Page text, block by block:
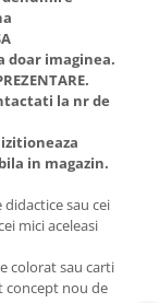
doar imaginea.
la nr de
in magazin.
sau cei
mici aceleasi
colorat sau carti
concept nou de